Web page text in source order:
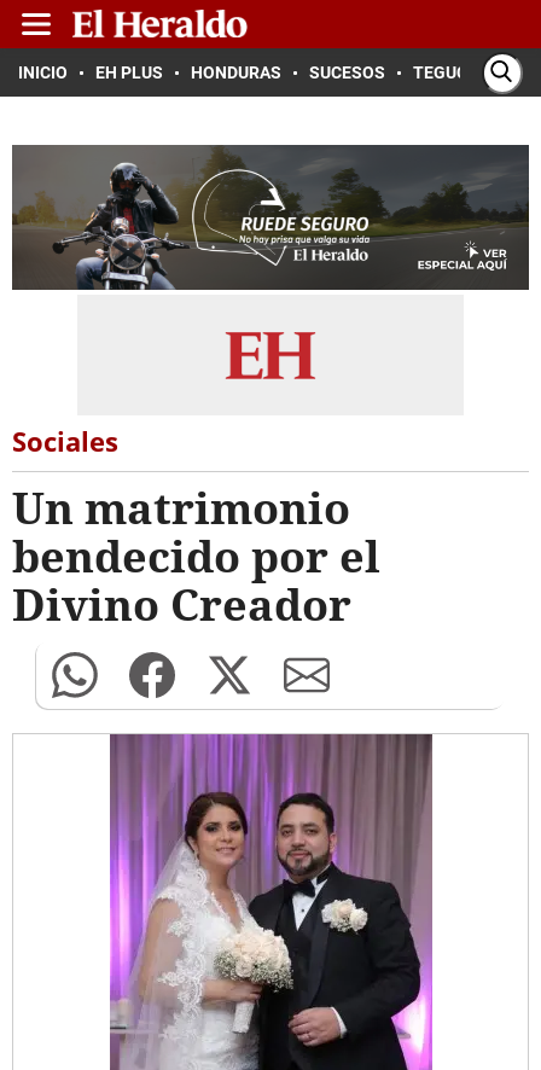
INICIO EH PLUS HONDURAS SUCESOS TEGUCIGALPA
Sociales
Un matrimonio
bendecido por el
Divino Creador